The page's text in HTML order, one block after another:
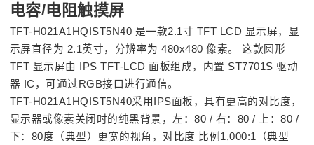
电容/电阻触摸屏
TFT-H021A1HQIST5N40 是一款2.1寸 TFT LCD 显示屏，显
示屏直径为 2.1英寸，分辨率为 480x480 像素。 这款圆形
TFT 显示屏由 IPS TFT-LCD 面板组成，内置 ST7701S 驱动
器 IC，可通过RGB接口进行通信。
TFT-H021A1HQIST5N40采用IPS面板，具有更高的对比度，
显示器或像素关闭时的纯黑背景，左：80 / 右：80 / 上：80 /
下：80度（典型）更宽的视角，对比度 比例1,000:1（典型